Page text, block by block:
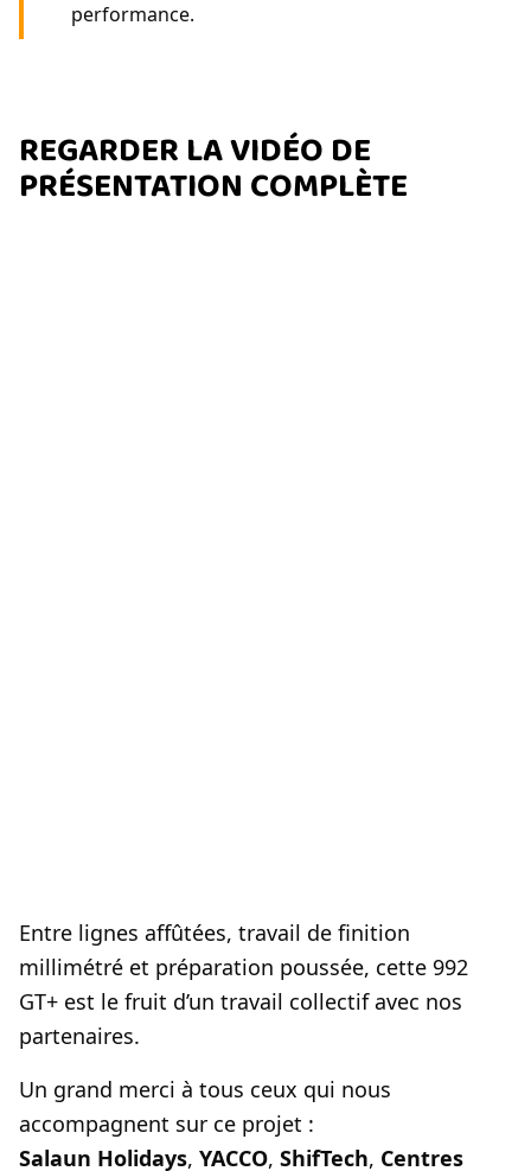
performance.
REGARDER LA VIDÉO DE
PRÉSENTATION COMPLÈTE
Entre lignes affûtées, travail de finition
millimétré et préparation poussée, cette 992
GT+ est le fruit d’un travail collectif avec nos
partenaires.
Un grand merci à tous ceux qui nous
accompagnent sur ce projet :
Salaun Holidays, YACCO, ShifTech, Centres